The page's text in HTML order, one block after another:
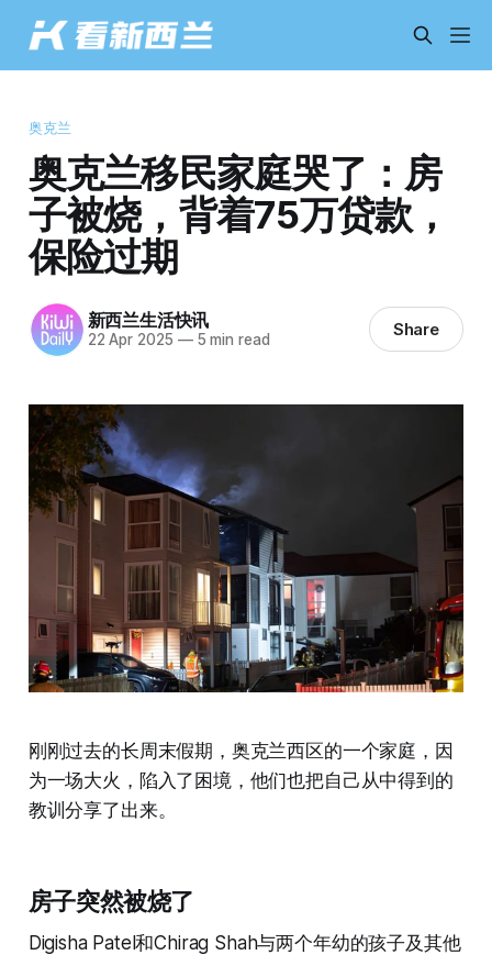
奥克兰
奥克兰移民家庭哭了：房
子被烧，背着75万贷款，
保险过期
新西兰生活快讯
22 Apr 2025 —5 min read Share
刚刚过去的长周末假期，奥克兰西区的一个家庭，因
为一场大火，陷入了困境，他们也把自己从中得到的
教训分享了出来。
房子突然被烧了
Digisha Patel和Chirag Shah与两个年幼的孩子及其他